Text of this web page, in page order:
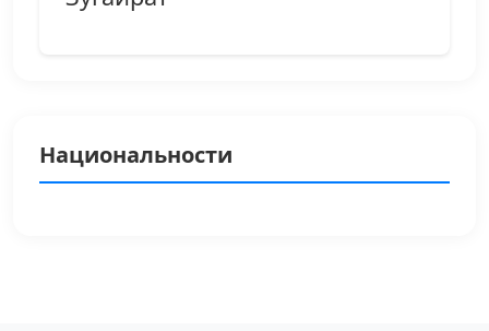
Национальности